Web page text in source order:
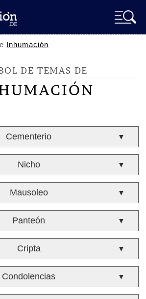
Inhumación
DE TEMAS DE
Cementerio ▼
Nicho ▼
Mausoleo ▼
Panteón ▼
Cripta ▼
Condolencias ▼